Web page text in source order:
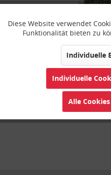
Darjeeling in betw
Funktionale
Personalisierung
Diese Website verwendet
Funktionalität bieten zu
Individuelle
Individuelle
Alle